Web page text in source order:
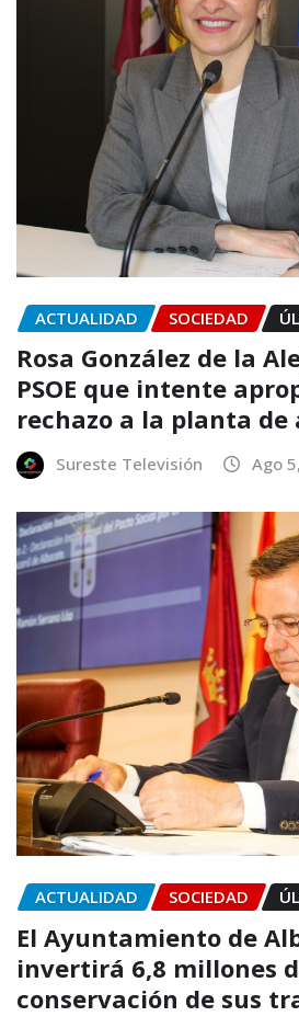
ACTUALIDAD SOCIEDAD
Rosa González de la
PSOE que intente
rechazo a la planta
Sureste Televisión Ago
ACTUALIDAD SOCIEDAD
El Ayuntamiento de
invertirá 6,8 millones
conservación de sus